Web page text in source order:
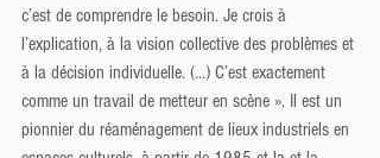
c’est de comprendre le besoin. Je crois à
l’explication, à la vision collective des problèmes et
à la décision individuelle. (...) C’est exactement
comme un travail de metteur en scène ». Il est un
pionnier du réaménagement de lieux industriels en